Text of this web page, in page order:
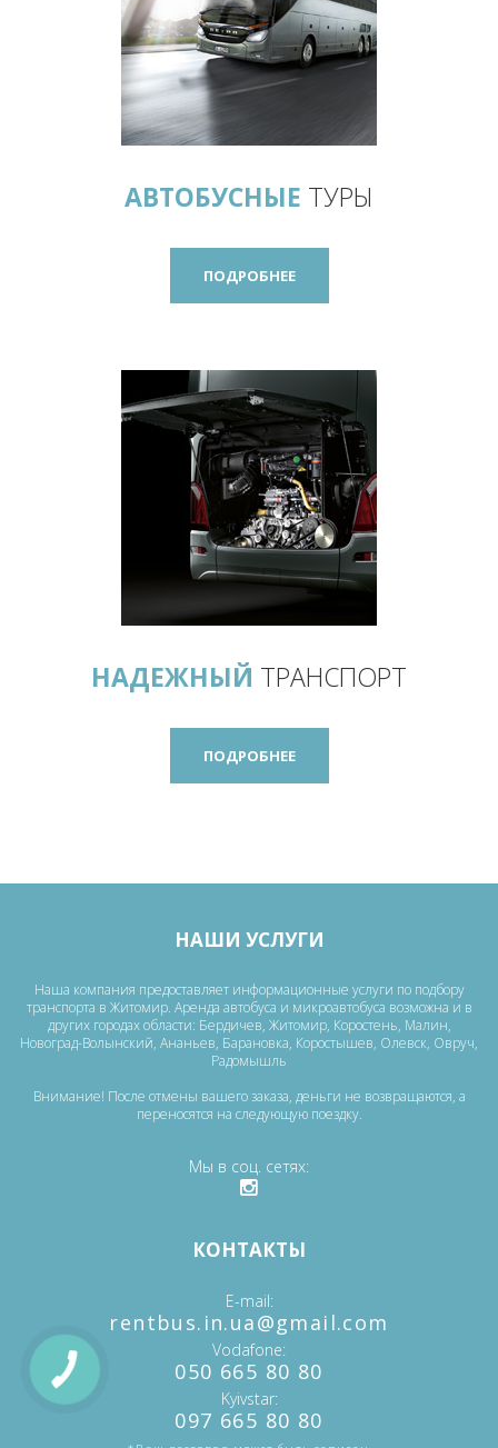
АВТОБУСНЫЕ ТУРЫ
ПОДРОБНЕЕ
НАДЕЖНЫЙ ТРАНСПОРТ
ПОДРОБНЕЕ
НАШИ УСЛУГИ
Наша компания предоставляет информационные услуги по подбору
транспорта в Житомир. Аренда автобуса и микроавтобуса возможна и в
других городах области: Бердичев, Житомир, Коростень, Малин,
Новоград-Волынский, Ананьев, Барановка, Коростышев, Олевск, Овруч,
Радомышль
Внимание! После отмены вашего заказа, деньги не возвращаются, а
переносятся на следующую поездку.
Мы в соц. сетях
КОНТАКТЫ
E-mail
‎rentbus.in.ua@gmail.com
Vodafone
‎‎050 665 80 80
Kyivstar
‎097 665 80 80